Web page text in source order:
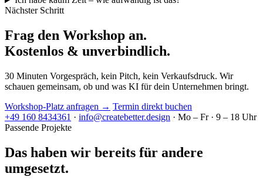
Nächster Schritt
Frag den Workshop an.
Kostenlos & unverbindlich.
30 Minuten Vorgespräch, kein Pitch, kein Verkaufsdruck. Wir
schauen gemeinsam, ob und was KI für dein Unternehmen bringt.
Workshop-Platz anfragen → Termin direkt buchen
+49 160 8434361 · info@createbetter.design · Mo – Fr · 9 – 18 Uhr
Passende Projekte
Das haben wir bereits für andere
umgesetzt.